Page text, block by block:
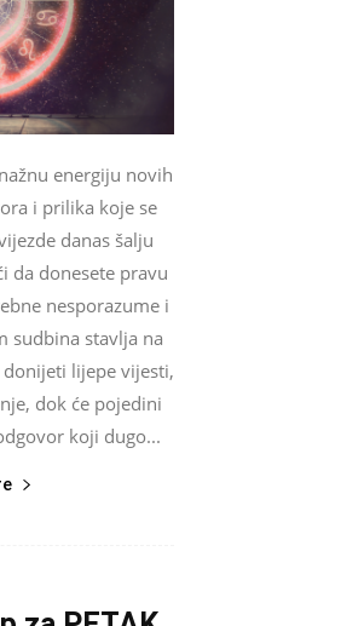
energiju novih
i prilika koje se
danas šalju
da donesete pravu
nesporazume i
sudbina stavlja na
lijepe vijesti,
dok će pojedini
koji dugo...